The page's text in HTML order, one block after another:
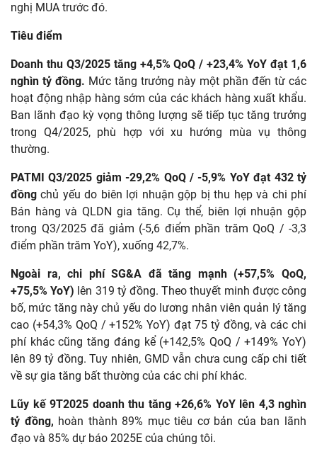
nghị MUA trước đó.
Tiêu điểm
Doanh thu Q3/2025 tăng +4,5% QoQ / +23,4% YoY đạt 1,6
nghìn tỷ đồng. Mức tăng trưởng này một phần đến từ các
hoạt động nhập hàng sớm của các khách hàng xuất khẩu.
Ban lãnh đạo kỳ vọng thông lượng sẽ tiếp tục tăng trưởng
trong Q4/2025, phù hợp với xu hướng mùa vụ thông
thường.
PATMI Q3/2025 giảm -29,2% QoQ / -5,9% YoY đạt 432 tỷ
đồngchủ yếu do biên lợi nhuận gộp bị thu hẹp và chi phí
Bán hàng và QLDN gia tăng. Cụ thể, biên lợi nhuận gộp
trong Q3/2025 đã giảm (-5,6 điểm phần trăm QoQ / -3,3
điểm phần trăm YoY), xuống 42,7%.
Ngoài ra, chi phí SG&A đã tăng mạnh (+57,5% QoQ,
+75,5% YoY) lên 319 tỷ đồng. Theo thuyết minh được công
bố, mức tăng này chủ yếu do lương nhân viên quản lý tăng
cao (+54,3% QoQ / +152% YoY) đạt 75 tỷ đồng, và các chi
phí khác cũng tăng đáng kể (+142,5% QoQ / +149% YoY)
lên 89 tỷ đồng. Tuy nhiên, GMD vẫn chưa cung cấp chi tiết
về sự gia tăng bất thường của các chi phí khác.
Lũy kế 9T2025 doanh thu tăng +26,6% YoY lên 4,3 nghìn
tỷ đồng, hoàn thành 89% mục tiêu cơ bản của ban lãnh
đạo và 85% dự báo 2025E của chúng tôi.